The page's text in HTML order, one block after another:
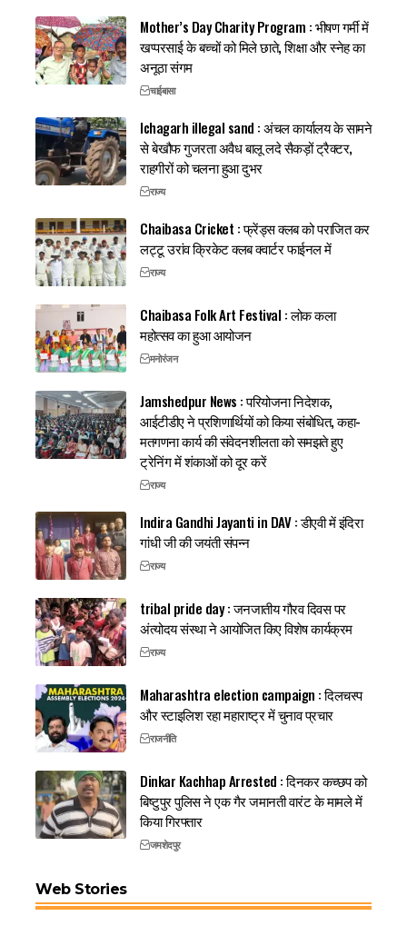
Mother’s Day Charity Program : भीषण गर्मी में
खप्परसाई के बच्चों को मिले छाते, शिक्षा और स्नेह का
अनूठा संगम
चाईबासा
Ichagarh illegal sand : अंचल कार्यालय के सामने
से बेखौफ गुजरता अवैध बालू लदे सैकड़ों ट्रैक्टर,
राहगीरों को चलना हुआ दुभर
राज्य
Chaibasa Cricket : फ्रेंड्स क्लब को पराजित कर
लट्टू उरांव क्रिकेट क्लब क्वार्टर फाईनल में
राज्य
Chaibasa Folk Art Festival : लोक कला
महोत्सव का हुआ आयोजन
मनोरंजन
Jamshedpur News : परियोजना निदेशक,
आईटीडीए ने प्रशिणार्थियों को किया संबोधित, कहा-
मतगणना कार्य की संवेदनशीलता को समझते हुए
ट्रेनिंग में शंकाओं को दूर करें
राज्य
Indira Gandhi Jayanti in DAV : डीएवी में इंदिरा
गांधी जी की जयंती संपन्न
राज्य
tribal pride day : जनजातीय गौरव दिवस पर
अंत्योदय संस्था ने आयोजित किए विशेष कार्यक्रम
राज्य
Maharashtra election campaign : दिलचस्प
और स्टाइलिश रहा महाराष्ट्र में चुनाव प्रचार
राजनीति
Dinkar Kachhap Arrested : दिनकर कच्छप को
बिष्टुपुर पुलिस ने एक गैर जमानती वारंट के मामले में
किया गिरफ्तार
जमशेदपुर
Web Stories